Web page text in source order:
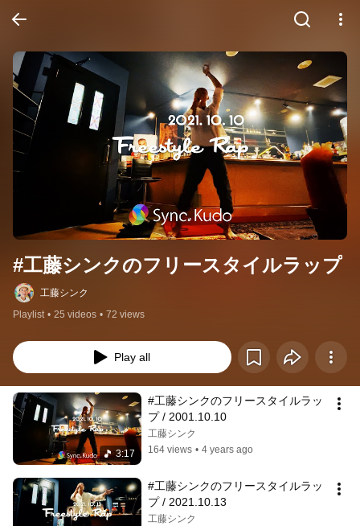
#工藤シンクのフリースタイルラップ
工藤シンク
Playlist • 25 videos • 72 views
Play all
3:17
#工藤シンクのフリースタイルラッ
プ / 2001.10.10
工藤シンク
164 views • 4 years ago
#工藤シンクのフリースタイルラッ
プ / 2021.10.13
工藤シンク